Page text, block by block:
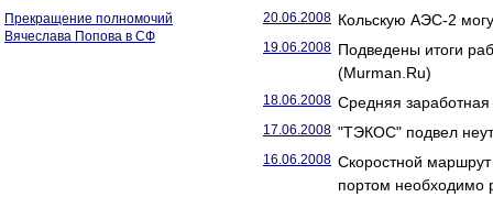
Прекращение полномочий
Вячеслава Попова в СФ
20.06.2008 Кольскую АЭС-2
19.06.2008 Подведены итоги
(Murman.Ru)
18.06.2008 Средняя
17.06.2008 "ТЭКОС" подвел
16.06.2008 Скоростной
портом необходимо